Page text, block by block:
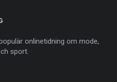
onlinetidning om mode,
sport.